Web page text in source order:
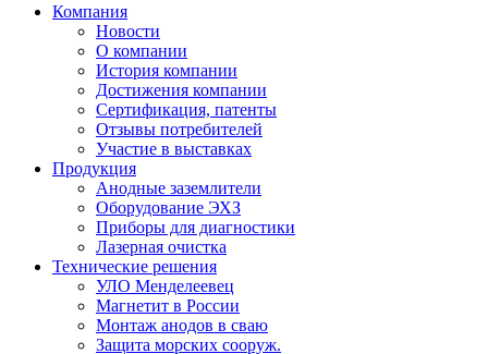
Компания
Новости
О компании
История компании
Достижения компании
Сертификация, патенты
Отзывы потребителей
Участие в выставках
Продукция
Анодные заземлители
Оборудование ЭХЗ
Приборы для диагностики
Лазерная очистка
Технические решения
УЛО Менделеевец
Магнетит в России
Монтаж анодов в сваю
Защита морских сооруж.